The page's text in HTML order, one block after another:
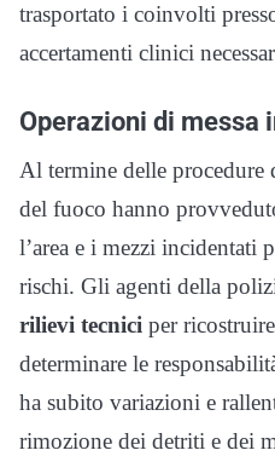
trasportato i coinvolti
accertamenti clinici
Operazioni di messa
Al termine delle
del fuoco hanno
l’area e i mezzi incidentati
rischi. Gli agenti della
rilievi tecnici per
determinare le
ha subito variazioni e
rimozione dei detriti e dei